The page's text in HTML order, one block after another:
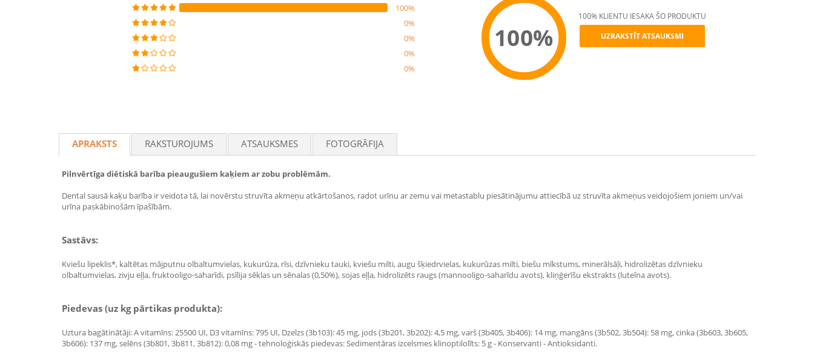
100%
0%
0%
0%
0%
100%
100% KLIENTU IESAKA ŠO PRODUKTU
UZRAKSTĪT ATSAUKSMI
APRAKSTS RAKSTUROJUMS ATSAUKSMES FOTOGRĀFIJA
Pilnvērtīga diētiskā barība pieaugušiem kaķiem ar zobu problēmām.
Dental sausā kaķu barība ir veidota tā, lai novērstu struvīta akmeņu atkārtošanos, radot urīnu ar zemu vai metastablu piesātinājumu attiecībā uz struvīta akmeņus veidojošiem joniem un/vai
urīna paskābinošām īpašībām.
Sastāvs:
Kviešu lipeklis*, kaltētas mājputnu olbaltumvielas, kukurūza, rīsi, dzīvnieku tauki, kviešu milti, augu šķiedrvielas, kukurūzas milti, biešu mīkstums, minerālsāļi, hidrolizētas dzīvnieku
olbaltumvielas, zivju eļļa, fruktooligo-saharīdi, psīlija sēklas un sēnalas (0,50%), sojas eļļa, hidrolizēts raugs (mannooligo-saharīdu avots), kliņģerīšu ekstrakts (luteīna avots).
Piedevas (uz kg pārtikas produkta):
Uztura bagātinātāji: A vitamīns: 25500 UI, D3 vitamīns: 795 UI, Dzelzs (3b103): 45 mg, jods (3b201, 3b202): 4,5 mg, varš (3b405, 3b406): 14 mg, mangāns (3b502, 3b504): 58 mg, cinka (3b603, 3b605,
3b606): 137 mg, selēns (3b801, 3b811, 3b812): 0,08 mg - tehnoloģiskās piedevas: Sedimentāras izcelsmes klinoptilolīts: 5 g - Konservanti - Antioksidanti.